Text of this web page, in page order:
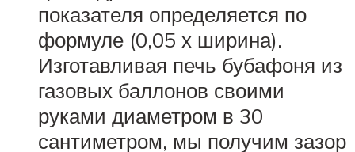
показателя определяется по
формуле (0,05 х ширина).
Изготавливая печь бубафоня из
газовых баллонов своими
руками диаметром в 30
сантиметром, мы получим зазор